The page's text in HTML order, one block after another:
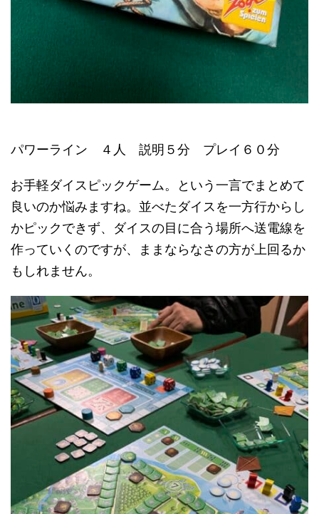
パワーライン ４人 説明５分 プレイ６０分
お手軽ダイスピックゲーム。という一言でまとめて
良いのか悩みますね。並べたダイスを一方行からし
かピックできず、ダイスの目に合う場所へ送電線を
作っていくのですが、ままならなさの方が上回るか
もしれません。